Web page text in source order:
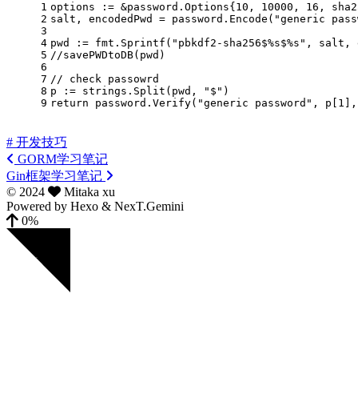
1
2
3
4
5
6
7
8
9
options := &password.Options{ 10 , 10000 , 16 ,
salt, encodedPwd = password.Encode( "generic
pwd := fmt.Sprintf( "pbkdf2-sha256$%s$%s" , salt,
//savePWDtoDB(pwd)
// check passowrd
p := strings.Split(pwd,
"$" )
return password.Verify( "generic password" , p[ 1
# 开发技巧
GORM学习笔记
Gin框架学习笔记
© 2024
Mitaka xu
Powered by Hexo & NexT.Gemini
0%